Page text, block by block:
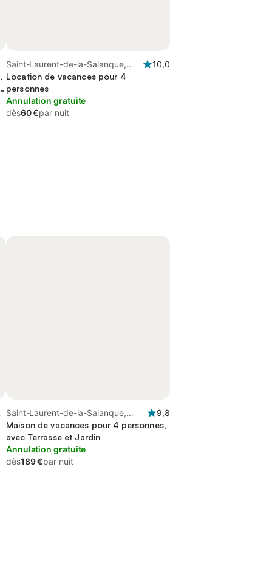
Saint-Laurent-de-la-Salanque,
Région de Perpignan
10,0
Location de vacances pour 4
personnes
Annulation gratuite
dès60 €par nuit
Saint-Laurent-de-la-Salanque,
Région de Perpignan
9,8
Maison de vacances pour 4 personnes,
avec Terrasse et Jardin
Annulation gratuite
dès189 €par nuit